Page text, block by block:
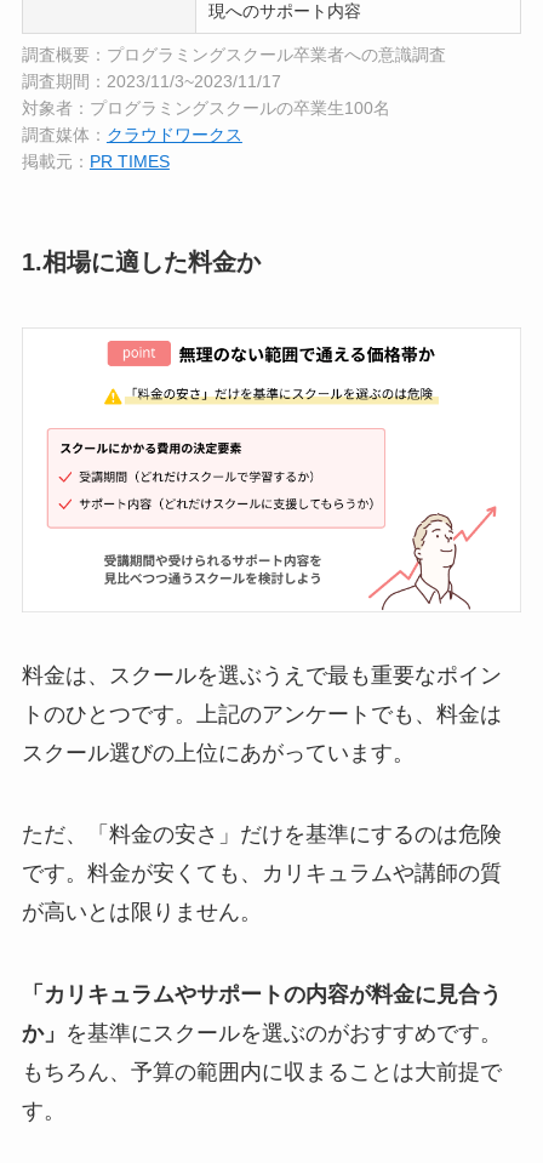
現へのサポート内容
調査概要：プログラミングスクール卒業者への意識調査
調査期間：2023/11/3~2023/11/17
対象者：プログラミングスクールの卒業生100名
調査媒体： クラウドワークス
掲載元： PR TIMES
1.相場に適した料金か
料金は、スクールを選ぶうえで最も重要なポイン
トのひとつです。上記のアンケートでも、料金は
スクール選びの上位にあがっています。
ただ、「料金の安さ」だけを基準にするのは危険
です。料金が安くても、カリキュラムや講師の質
が高いとは限りません。
「カリキュラムやサポートの内容が料金に見合う
か」 を基準にスクールを選ぶのがおすすめです。
もちろん、予算の範囲内に収まることは大前提で
す。